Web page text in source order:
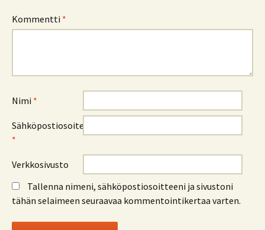
Kommentti *
Nimi *
Sähköpostiosoite
*
Verkkosivusto
Tallenna nimeni, sähköpostiosoitteeni ja sivustoni
tähän selaimeen seuraavaa kommentointikertaa varten.